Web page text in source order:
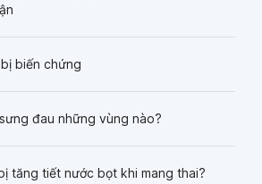
biến chứng
đau những vùng nào?
tăng tiết nước bọt khi mang thai?